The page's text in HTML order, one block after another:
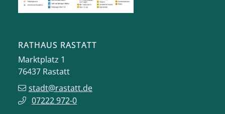
RATHAUS RASTATT
Marktplatz 1
76437 Rastatt
stadt@rastatt.de
07222 972-0